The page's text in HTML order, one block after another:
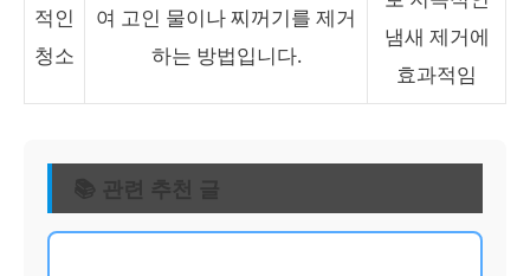
적인
청소
여 고인 물이나 찌꺼기를 제거
하는 방법입니다.
냄새 제거에
효과적임
📚 관련 추천 글